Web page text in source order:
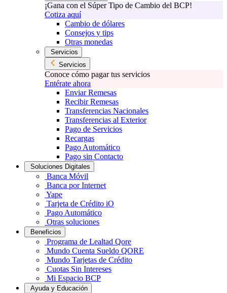
¡Gana con el Súper Tipo de Cambio del BCP!
Cotiza aquí
Cambio de dólares
Consejos y tips
Otras monedas
Servicios
Servicios
Conoce cómo pagar tus servicios
Entérate ahora
Enviar Remesas
Recibir Remesas
Transferencias Nacionales
Transferencias al Exterior
Pago de Servicios
Recargas
Pago Automático
Pago sin Contacto
Soluciones Digitales
Banca Móvil
Banca por Internet
Yape
Tarjeta de Crédito iO
Pago Automático
Otras soluciones
Beneficios
Programa de Lealtad Qore
Mundo Cuenta Sueldo QORE
Mundo Tarjetas de Crédito
Cuotas Sin Intereses
Mi Espacio BCP
Ayuda y Educación